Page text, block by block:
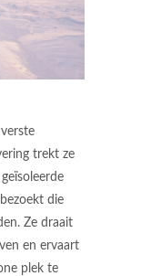
trekt ze
die
Ze draait
en ervaart
plek te